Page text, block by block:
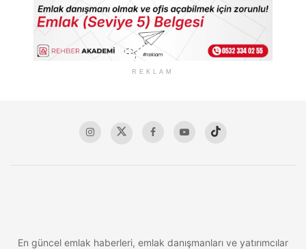
REKLAM
En güncel emlak haberleri, emlak danışmanları ve yatırımcılar